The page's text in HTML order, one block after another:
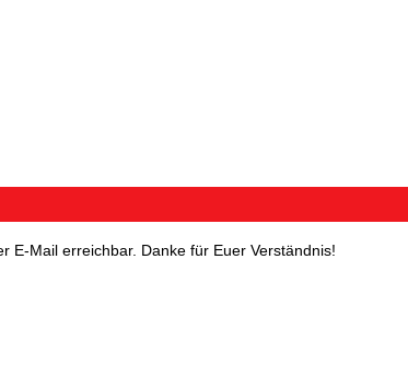
E-Mail erreichbar. Danke für Euer Verständnis!